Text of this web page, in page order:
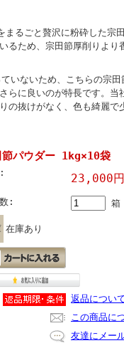
るごと贅沢に粉砕した宗
るため、宗田節厚削りより
いないため、こちらの宗田
らに良いのが特長です。当
の抜けがなく、色も綺麗で
節パウダー 1kg×10袋
23,000
: 箱
在庫あり
返品につい
この商品に
友達にメー